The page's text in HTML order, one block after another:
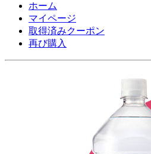
ホーム
マイページ
取得済みクーポン
再び購入